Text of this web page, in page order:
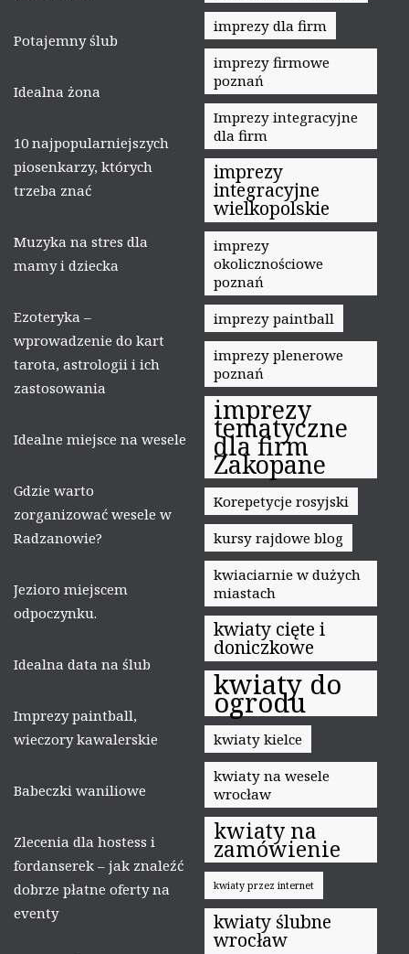
Potajemny ślub
Idealna żona
10 najpopularniejszych
piosenkarzy, których
trzeba znać
Muzyka na stres dla
mamy i dziecka
Ezoteryka –
wprowadzenie do kart
tarota, astrologii i ich
zastosowania
Idealne miejsce na wesele
Gdzie warto
zorganizować wesele w
Radzanowie?
Jezioro miejscem
odpoczynku.
Idealna data na ślub
Imprezy paintball,
wieczory kawalerskie
Babeczki waniliowe
Zlecenia dla hostess i
fordanserek – jak znaleźć
dobrze płatne oferty na
eventy
imprezy dla firm
imprezy firmowe
poznań
Imprezy integracyjne
dla firm
imprezy
integracyjne
wielkopolskie
imprezy
okolicznościowe
poznań
imprezy paintball
imprezy plenerowe
poznań
imprezy
tematyczne
dla firm
Zakopane
Korepetycje rosyjski
kursy rajdowe blog
kwiaciarnie w dużych
miastach
kwiaty cięte i
doniczkowe
kwiaty do
ogrodu
kwiaty kielce
kwiaty na wesele
wrocław
kwiaty na
zamówienie
kwiaty przez internet
kwiaty ślubne
wrocław